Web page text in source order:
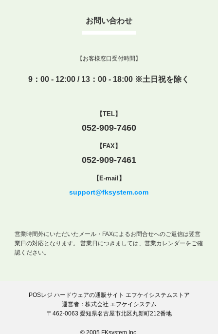
お問い合わせ
【お客様窓口受付時間】
9：00 - 12:00 / 13：00 - 18:00 ※土日祝を除く
【TEL】
052-909-7460
【FAX】
052-909-7461
【E-mail】
support@fksystem.com
営業時間外にいただいたメール・FAXによるお問合せへのご返信は翌営
業日の対応となります。
営業日につきましては、営業カレンダーをご確
認ください。
POSレジ ハードウェアの通販サイト エフケイシステムストア
運営者：株式会社 エフケイシステム
〒462-0063 愛知県名古屋市北区丸新町212番地
© 2005 FKsystem Inc.